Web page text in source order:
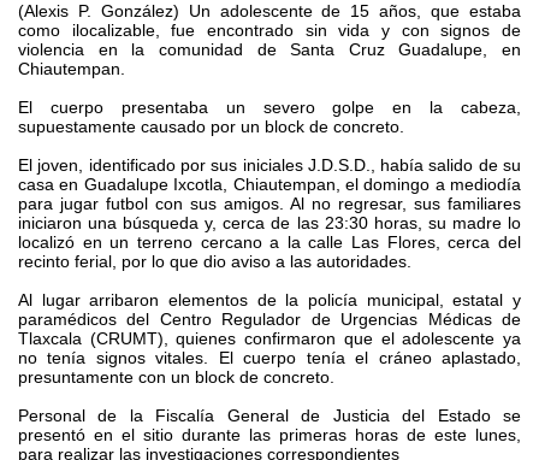
(Alexis P. González) Un adolescente de 15 años, que estaba
como ilocalizable, fue encontrado sin vida y con signos de
violencia en la comunidad de Santa Cruz Guadalupe, en
Chiautempan.
El cuerpo presentaba un severo golpe en la cabeza,
supuestamente causado por un block de concreto.
El joven, identificado por sus iniciales J.D.S.D., había salido de su
casa en Guadalupe Ixcotla, Chiautempan, el domingo a mediodía
para jugar futbol con sus amigos. Al no regresar, sus familiares
iniciaron una búsqueda y, cerca de las 23:30 horas, su madre lo
localizó en un terreno cercano a la calle Las Flores, cerca del
recinto ferial, por lo que dio aviso a las autoridades.
Al lugar arribaron elementos de la policía municipal, estatal y
paramédicos del Centro Regulador de Urgencias Médicas de
Tlaxcala (CRUMT), quienes confirmaron que el adolescente ya
no tenía signos vitales. El cuerpo tenía el cráneo aplastado,
presuntamente con un block de concreto.
Personal de la Fiscalía General de Justicia del Estado se
presentó en el sitio durante las primeras horas de este lunes,
para realizar las investigaciones correspondientes